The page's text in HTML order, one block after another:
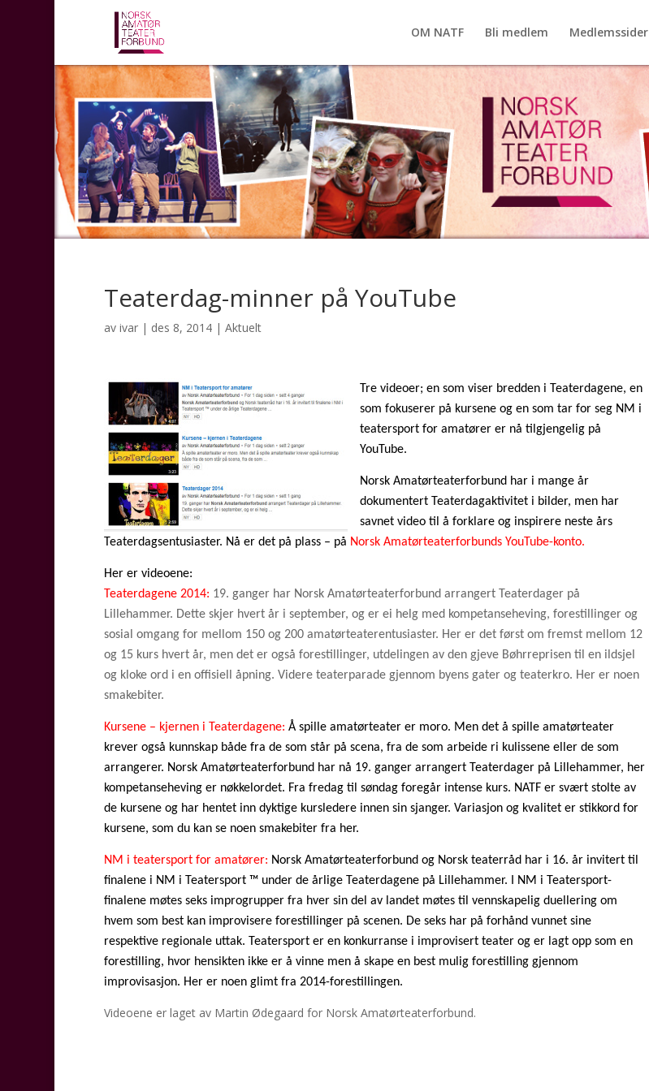
OM NATF Bli medlem Medlemssider
Teaterdag-minner på YouTube
av ivar| des 8, 2014| Aktuelt
Tre videoer; en som viser bredden i Teaterdagene, en
som fokuserer på kursene og en som tar for seg NM i
teatersport for amatører er nå tilgjengelig på
YouTube.
Norsk Amatørteaterforbund har i mange år
dokumentert Teaterdagaktivitet i bilder, men har
savnet video til å forklare og inspirere neste års
Teaterdagsentusiaster. Nå er det på plass – på Norsk Amatørteaterforbunds YouTube-konto.
Her er videoene:
Teaterdagene 2014: 19. ganger har Norsk Amatørteaterforbund arrangert Teaterdager på
Lillehammer. Dette skjer hvert år i september, og er ei helg med kompetanseheving, forestillinger og
sosial omgang for mellom 150 og 200 amatørteaterentusiaster. Her er det først om fremst mellom 12
og 15 kurs hvert år, men det er også forestillinger, utdelingen av den gjeve Bøhrreprisen til en ildsjel
og kloke ord i en offisiell åpning. Videre teaterparade gjennom byens gater og teaterkro. Her er noen
smakebiter.
Kursene – kjernen i Teaterdagene: Å spille amatørteater er moro. Men det å spille amatørteater
krever også kunnskap både fra de som står på scena, fra de som arbeide ri kulissene eller de som
arrangerer. Norsk Amatørteaterforbund har nå 19. ganger arrangert Teaterdager på Lillehammer, her
kompetanseheving er nøkkelordet. Fra fredag til søndag foregår intense kurs. NATF er svært stolte av
de kursene og har hentet inn dyktige kursledere innen sin sjanger. Variasjon og kvalitet er stikkord for
kursene, som du kan se noen smakebiter fra her.
NM i teatersport for amatører: Norsk Amatørteaterforbund og Norsk teaterråd har i 16. år invitert til
finalene i NM i Teatersport ™ under de årlige Teaterdagene på Lillehammer. I NM i Teatersport-
finalene møtes seks improgrupper fra hver sin del av landet møtes til vennskapelig duellering om
hvem som best kan improvisere forestillinger på scenen. De seks har på forhånd vunnet sine
respektive regionale uttak. Teatersport er en konkurranse i improvisert teater og er lagt opp som en
forestilling, hvor hensikten ikke er å vinne men å skape en best mulig forestilling gjennom
improvisasjon. Her er noen glimt fra 2014-forestillingen.
Videoene er laget av Martin Ødegaard for Norsk Amatørteaterforbund.